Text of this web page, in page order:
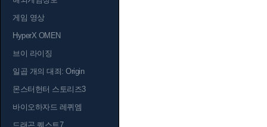
게임 영상
HyperX OMEN
브이 라이징
일곱 개의 대죄: Origin
몬스터헌터 스토리즈3
바이오하자드 레퀴엠
드래곤 퀘스트7